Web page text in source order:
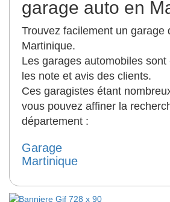
garage auto en
Trouvez facilement un garage
Martinique.
Les garages automobiles sont
les note et avis des clients.
Ces garagistes étant
vous pouvez affiner la
département :
Garage
Martinique